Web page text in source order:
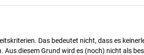
Das bedeutet nicht, dass es
diesem Grund wird es (noch) nicht als